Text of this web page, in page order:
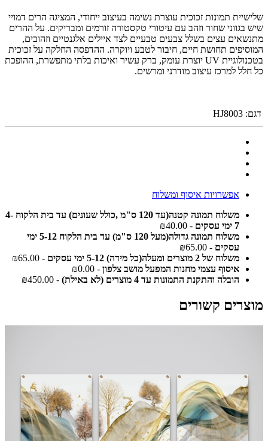
שלישיית תמונות זכוכית עוצרת נשימה בעיצוב ייחודי, המציגה הרים דמויי
שיש בגווני שחור וזהב עם עיטורי טקסטורה זורמים ומבריקים. על ההרים
מתנשאים עצים בשלל צבעים טבעיים לצד איילים אלגנטיים וזהובים,
המוסיפים תחושת חיים, חיבור לטבע ויוקרה. ההדפסה החלקה על זכוכית
בטכנולוגיית UV יוצרת עומק, ברק עשיר ואיכות בלתי מתפשרת, ההופכת
כל חלל למרכז עיצוב מודרני ומרשים.
דגם: HJ8003
אפשרויות איסוף ומשלוח
משלוח תמונה קטנה(עד 120 ס"מ ,כולל שעונים) עד בית הלקוח 4-
7 ימי עסקים
- ₪40.00
משלוח תמונה גדולה(מעל 120 ס"מ) עד בית הלקוח 5-12 ימי
עסקים - ₪65.00
משלוח של 2 מוצרים ומעלה(כל מידה) 5-12 ימי עסקים
- ₪65.00
איסוף עצמי מחנות המפעל מושב צלפון - ₪0.00
הובלה והתקנת התמונות עד 4 מוצרים (לא באילת)
- ₪450.00
מוצרים קשורים